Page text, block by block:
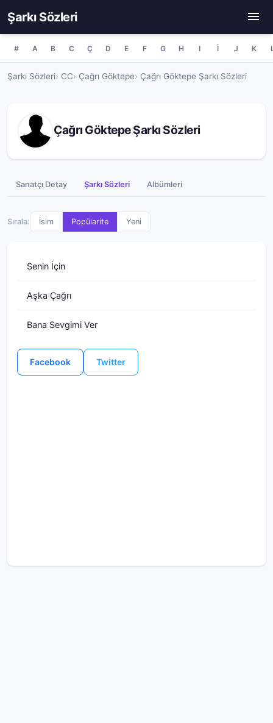
Şarkı Sözleri
# A B C Ç D E F G H I İ J K
Şarkı Sözleri CC Çağrı Göktepe Çağrı Göktepe Şarkı Sözleri
Çağrı Göktepe Şarkı Sözleri
Sanatçı Detay Şarkı Sözleri Albümleri
Sırala: İsim Popülarite Yeni
Senin İçin
Aşka Çağrı
Bana Sevgimi Ver
Facebook Twitter